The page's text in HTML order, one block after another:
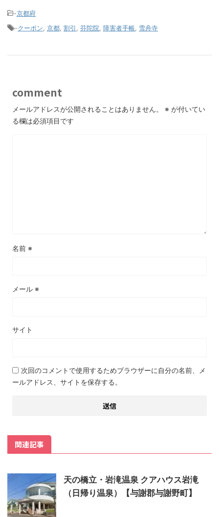
-京都府
-クーポン 京都 割引 芬陀院 障害者手帳 雪舟寺
comment
メールアドレスが公開されることはありません。 ※ が付いてい
る欄は必須項目です
名前 ※
メール ※
サイト
次回のコメントで使用するためブラウザーに自分の名前、メ
ールアドレス、サイトを保存する。
関連記事
天の橋立・岩滝温泉 クアハウス岩滝
（日帰り温泉）【与謝郡与謝野町】